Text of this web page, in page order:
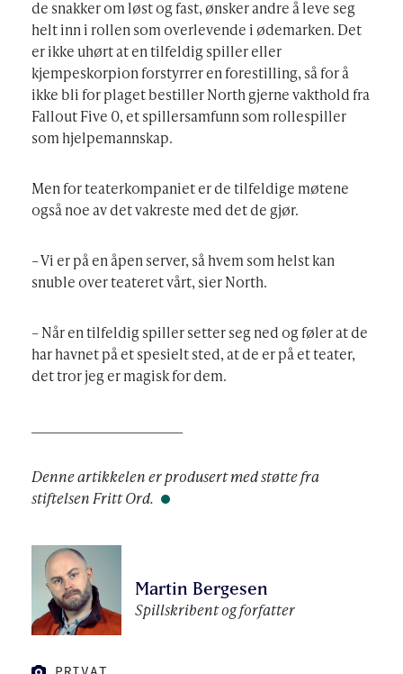
de snakker om løst og fast, ønsker andre å leve seg
helt inn i rollen som overlevende i ødemarken. Det
er ikke uhørt at en tilfeldig spiller eller
kjempeskorpion forstyrrer en forestilling, så for å
ikke bli for plaget bestiller North gjerne vakthold fra
Fallout Five 0, et spillersamfunn som rollespiller
som hjelpemannskap.
Men for teaterkompaniet er de tilfeldige møtene
også noe av det vakreste med det de gjør.
– Vi er på en åpen server, så hvem som helst kan
snuble over teateret vårt, sier North.
– Når en tilfeldig spiller setter seg ned og føler at de
har havnet på et spesielt sted, at de er på et teater,
det tror jeg er magisk for dem.
Denne artikkelen er produsert med støtte fra
stiftelsen Fritt Ord.
Martin Bergesen
Spillskribent og forfatter